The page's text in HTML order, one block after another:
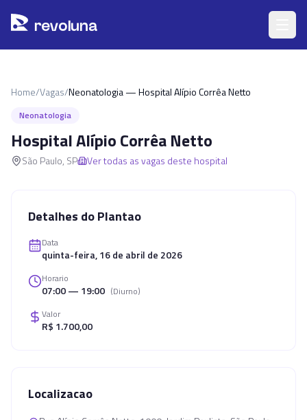
revoluna
Home/Vagas/Neonatologia — Hospital Alípio Corrêa Netto
Neonatologia
Hospital Alípio Corrêa Netto
São Paulo, SP Ver todas as vagas deste hospital
Detalhes do Plantao
Data
quinta-feira, 16 de abril de 2026
Horario
07:00 — 19:00 (Diurno)
Valor
R$ 1.700,00
Localizacao